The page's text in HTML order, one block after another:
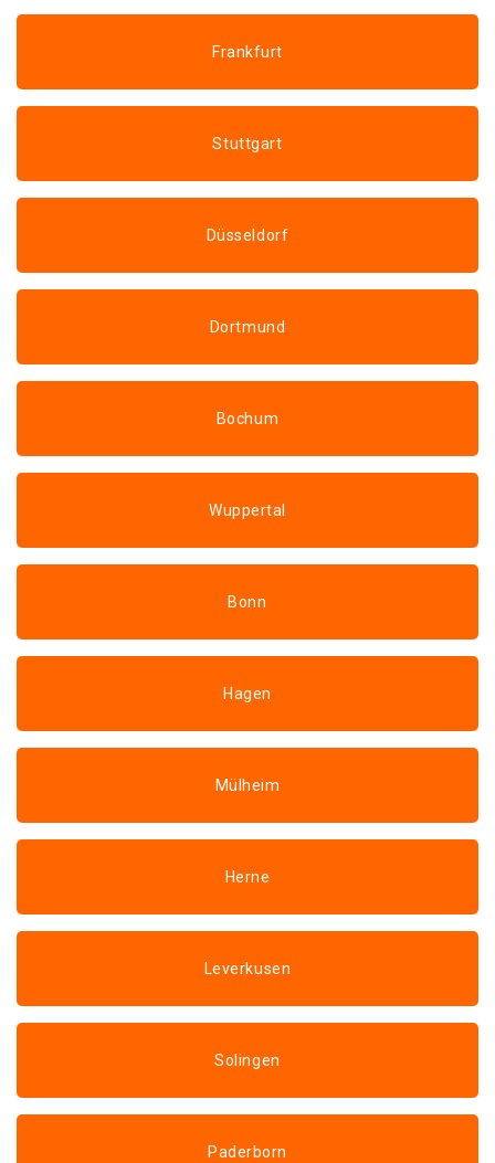
Frankfurt
Stuttgart
Düsseldorf
Dortmund
Bochum
Wuppertal
Bonn
Hagen
Mülheim
Herne
Leverkusen
Solingen
Paderborn